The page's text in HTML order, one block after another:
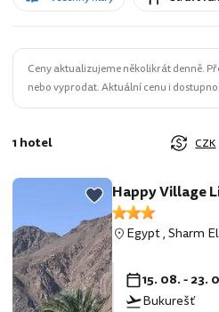
Ceny aktualizujeme několikrát denně.
nebo vyprodat. Aktuální cenu i
1 hotel CZK
Happy Village
Egypt,Sharm
15. 08. - 23.
Bukurešť